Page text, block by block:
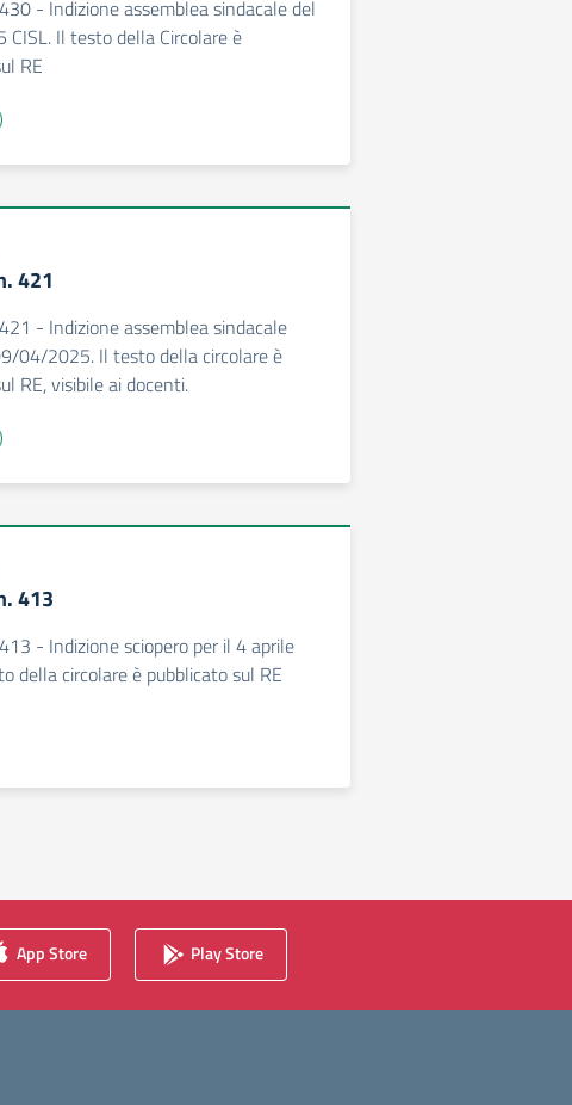
- Indizione assemblea sindacale del
Il testo della Circolare è
RE
421
- Indizione assemblea sindacale
04/2025. Il testo della circolare è
RE, visibile ai docenti.
413
- Indizione sciopero per il 4 aprile
della circolare è pubblicato sul RE
App Store Play Store